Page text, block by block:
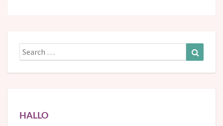
Search
for:
HALLO